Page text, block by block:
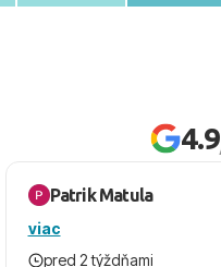
4.9
Patrik Matula
viac
pred 2 týždňami